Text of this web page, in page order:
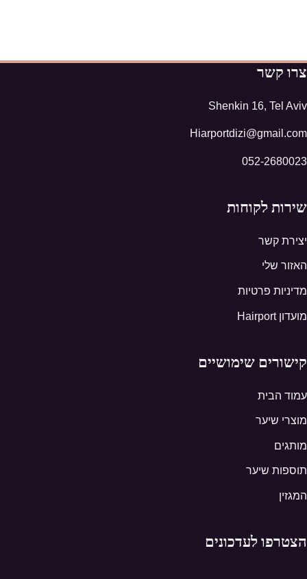
צרו קשר
Shenkin 16, Tel Aviv
Hiarportdizi@gmail.com
052-2680023
שירות לקוחות
יצירת קשר
האזור שלי
מדיניות פרטיות
מועדון Hairport
קישורים שימושיים
עמוד הבית
מוצרי שיער
מותגים
תוספות שיער
המגזין
הצטרפו לעדכונים